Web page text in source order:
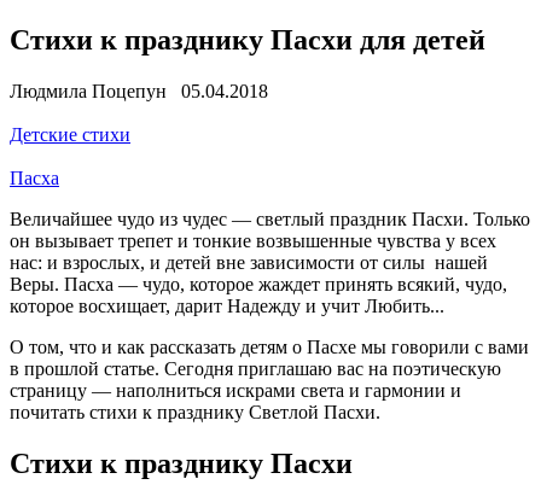
Стихи к празднику Пасхи для детей
Людмила Поцепун 05.04.2018
Детские стихи
Пасха
Величайшее чудо из чудес — светлый праздник Пасхи. Только
он вызывает трепет и тонкие возвышенные чувства у всех
нас: и взрослых, и детей вне зависимости от силы нашей
Веры. Пасха — чудо, которое жаждет принять всякий, чудо,
которое восхищает, дарит Надежду и учит Любить...
О том, что и как рассказать детям о Пасхе мы говорили с вами
в прошлой статье. Сегодня приглашаю вас на поэтическую
страницу — наполниться искрами света и гармонии и
почитать стихи к празднику Светлой Пасхи.
Стихи к празднику Пасхи